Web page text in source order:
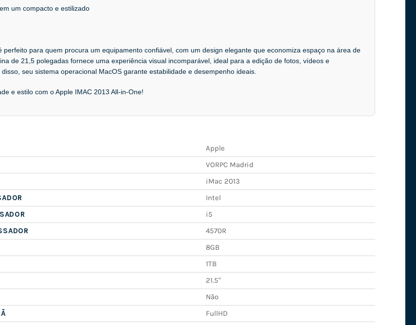
um compacto e estilizado
perfeito para quem procura um equipamento confiável, com um design elegante que economiza espaço na área de
de 21,5 polegadas fornece uma experiência visual incomparável, ideal para a edição de fotos, vídeos e
seu sistema operacional MacOS garante estabilidade e desempenho ideais.
e estilo com o Apple IMAC 2013 All-in-One!
Apple
VORPC Madrid
iMac 2013
Intel
i5
4570R
8GB
1TB
21.5"
Não
FullHD